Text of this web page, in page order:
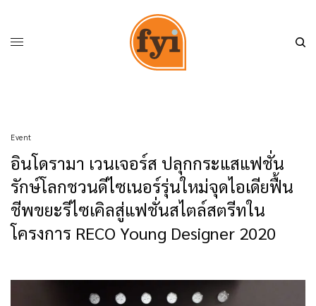
Event
อินโดรามา เวนเจอร์ส ปลุกกระแสแฟชั่น
รักษ์โลกชวนดีไซเนอร์รุ่นใหม่จุดไอเดียฟื้น
ชีพขยะรีไซเคิลสู่แฟชั่นสไตล์สตรีทใน
โครงการ RECO Young Designer 2020